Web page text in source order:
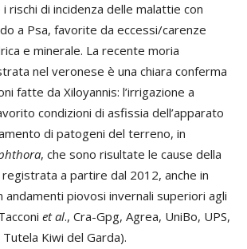
rischi di incidenza delle malattie con
a Psa, favorite da eccessi/carenze
e minerale. La recente moria
nel veronese è una chiara conferma
fatte da Xiloyannis: l’irrigazione a
condizioni di asfissia dell’apparato
di patogeni del terreno, in
, che sono risultate le cause della
a partire dal 2012, anche in
andamenti piovosi invernali superiori agli
et al., Cra-Gpg, Agrea, UniBo, UPS,
Kiwi del Garda).